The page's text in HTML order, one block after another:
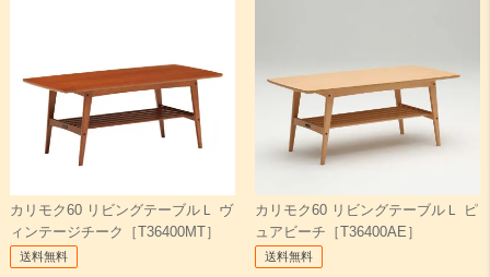
カリモク60 リビングテーブルＬ ヴ
ィンテージチーク［T36400MT］
送料無料
カリモク60 リビングテーブルＬ ピ
ュアビーチ［T36400AE］
送料無料